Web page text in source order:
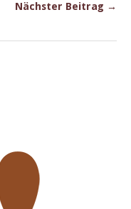
Nächster Beitrag →